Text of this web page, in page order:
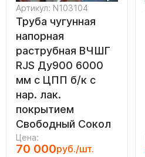
Артикул: N103104
Труба чугунная
напорная
раструбная ВЧШГ
RJS Ду900 6000
мм с ЦПП б/к с
нар. лак.
покрытием
Свободный Сокол
Цена:
70 000руб./шт.